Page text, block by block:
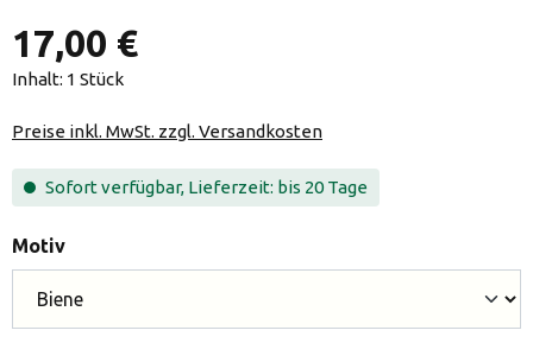
17,00 €
Inhalt: 1 Stück
Preise inkl. MwSt. zzgl. Versandkosten
Sofort verfügbar, Lieferzeit: bis 20 Tage
Motivauswählen